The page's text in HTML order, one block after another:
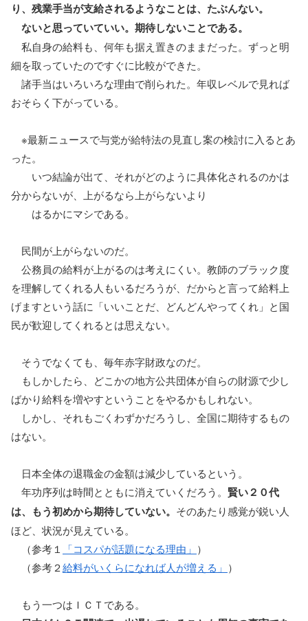
り、残業手当が支給されるようなことは、たぶんない。
ないと思っていていい。期待しないことである。
私自身の給料も、何年も据え置きのままだった。ずっと明
細を取っていたのですぐに比較ができた。
諸手当はいろいろな理由で削られた。年収レベルで見れば
おそらく下がっている。
※最新ニュースで与党が給特法の見直し案の検討に入るとあ
った。
いつ結論が出て、それがどのように具体化されるのかは
分からないが、上がるなら上がらないより
はるかにマシである。
民間が上がらないのだ。
公務員の給料が上がるのは考えにくい。教師のブラック度
を理解してくれる人もいるだろうが、だからと言って給料上
げますという話に「いいことだ、どんどんやってくれ」と国
民が歓迎してくれるとは思えない。
そうでなくても、毎年赤字財政なのだ。
もしかしたら、どこかの地方公共団体が自らの財源で少し
ばかり給料を増やすということをやるかもしれない。
しかし、それもごくわずかだろうし、全国に期待するもの
はない。
日本全体の退職金の金額は減少しているという。
年功序列は時間とともに消えていくだろう。 賢い２０代
は、もう初めから期待していない。 そのあたり感覚が鋭い人
ほど、状況が見えている。
（参考１
「コスパが話題になる理由」 ）
（参考２給料がいくらになれば人が増える」 ）
もう一つはＩＣＴである。